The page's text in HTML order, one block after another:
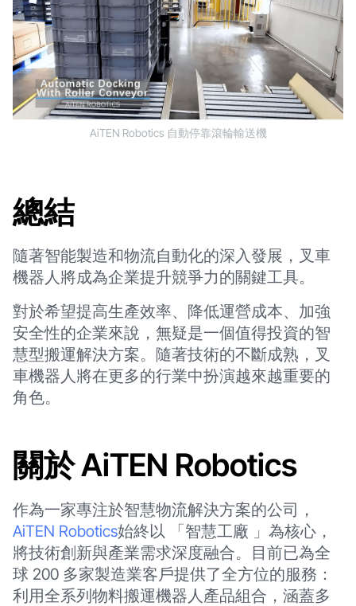
AiTEN Robotics 自動停靠滾輪輸送機
總結
隨著智能製造和物流自動化的深入發展，叉車
機器人將成為企業提升競爭力的關鍵工具。
對於希望提高生產效率、降低運營成本、加強
安全性的企業來說，無疑是一個值得投資的智
慧型搬運解決方案。隨著技術的不斷成熟，叉
車機器人將在更多的行業中扮演越來越重要的
角色。
關於 AiTEN Robotics
作為一家專注於智慧物流解決方案的公司，
AiTEN Robotics始終以 「智慧工廠 」為核心，
將技術創新與產業需求深度融合。目前已為全
球 200 多家製造業客戶提供了全方位的服務：
利用全系列物料搬運機器人產品組合，涵蓋多